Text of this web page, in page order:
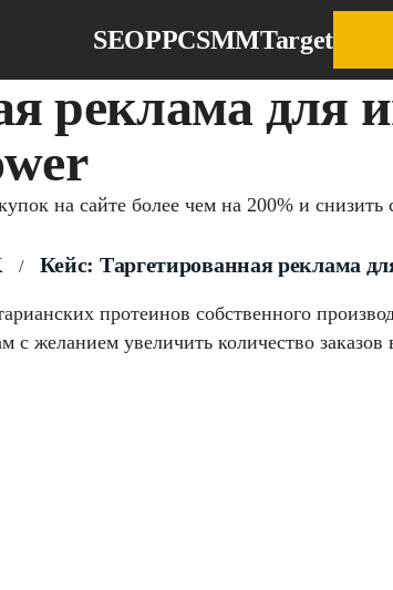
SEOPPCSMMTarget
реклама для
на сайте более чем на 200% и
/ Кейс: Таргетированная реклама
протеинов собственного
с желанием увеличить количество заказов